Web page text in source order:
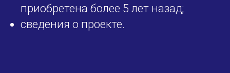
приобретена более 5 лет назад;
сведения о проекте.